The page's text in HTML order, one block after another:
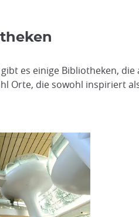
es einige Bibliotheken,
Orte, die sowohl inspiriert